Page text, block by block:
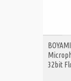
32bit